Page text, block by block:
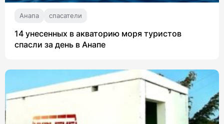
Анапа спасатели
14 унесенных в акваторию моря туристов
спасли за день в Анапе